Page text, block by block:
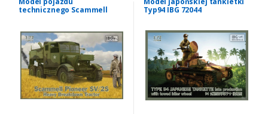
technicznego Scammell
Typ94 IBG 72044